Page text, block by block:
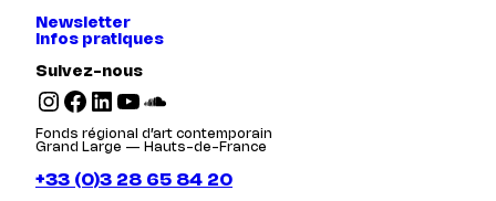
Newsletter
Infos pratiques
Suivez-nous
Instagram Facebook LinkedIn YouTube SoundCloud
Fonds régional d’art contemporain
Grand Large — Hauts-de-France
+33 (0)3 28 65 84 20